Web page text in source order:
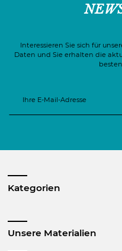
Interessieren Sie sich für
Daten und Sie erhalten die
Kategorien
Unsere Materialien